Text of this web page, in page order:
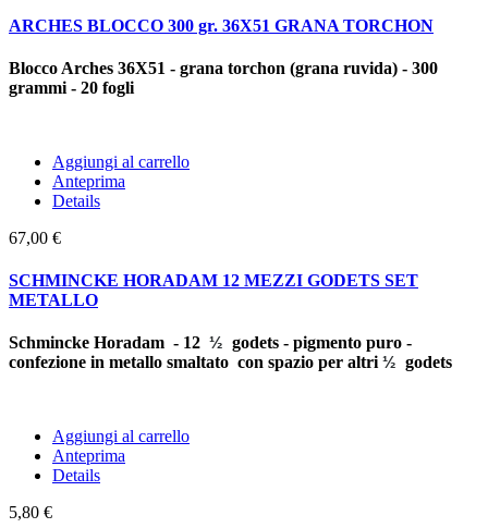
ARCHES BLOCCO 300 gr. 36X51 GRANA TORCHON
Blocco Arches 36X51 - grana torchon (grana ruvida) - 300
grammi - 20 fogli
Aggiungi al carrello
Anteprima
Details
67,00 €
SCHMINCKE HORADAM 12 MEZZI GODETS SET
METALLO
Schmincke Horadam - 12 ½ godets - pigmento puro -
confezione in metallo smaltato con spazio per altri½ godets
Aggiungi al carrello
Anteprima
Details
5,80 €